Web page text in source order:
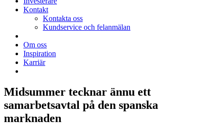
Kontakt
Kontakta oss
Kundservice och felanmälan
Om oss
Inspiration
Karriär
Midsummer tecknar ännu ett
samarbetsavtal på den spanska
marknaden